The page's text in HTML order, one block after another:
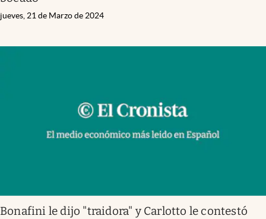
jueves, 21 de Marzo de 2024
Bonafini le dijo "traidora" y Carlotto le contestó